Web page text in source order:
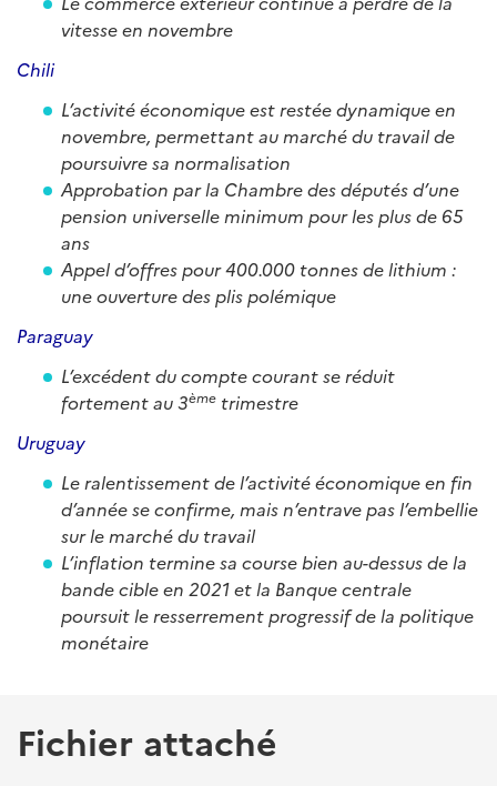
vitesse en novembre
Chili
L’activité économique est restée dynamique en
novembre, permettant au marché du travail de
poursuivre sa normalisation
Approbation par la Chambre des députés d’une
pension universelle minimum pour les plus de 65
ans
Appel d’offres pour 400.000 tonnes de lithium :
une ouverture des plis polémique
Paraguay
L’excédent du compte courant se réduit
fortement au 3ème trimestre
Uruguay
Le ralentissement de l’activité économique en fin
d’année se confirme, mais n’entrave pas l’embellie
sur le marché du travail
L’inflation termine sa course bien au-dessus de la
bande cible en 2021 et la Banque centrale
poursuit le resserrement progressif de la politique
monétaire
Fichier attaché